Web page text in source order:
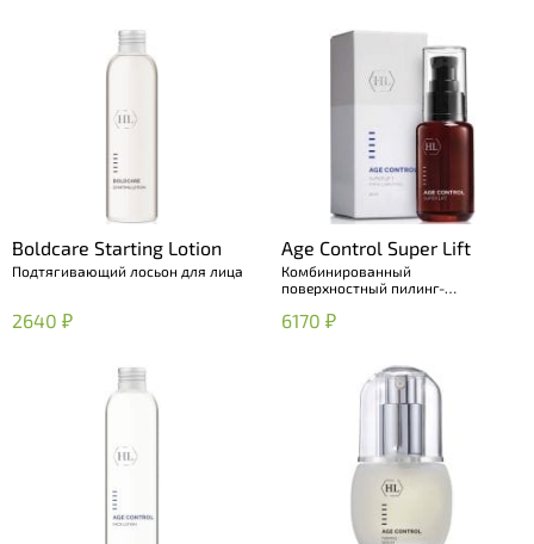
Boldcare Starting Lotion
Подтягивающий лосьон для лица
2640 ₽
Age Control Super Lift
Комбинированный
поверхностный пилинг-
6170 ₽